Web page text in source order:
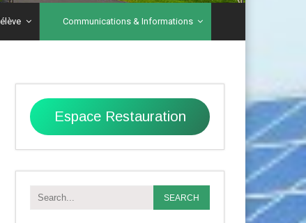
Communications & Informations
Espace Restauration